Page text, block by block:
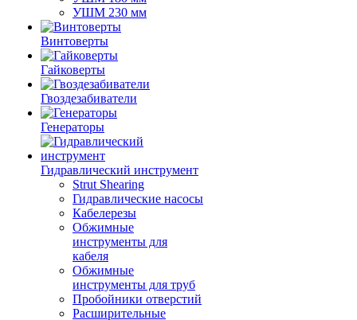
УШМ 230 мм
Винтоверты
Гайковерты
Гвоздезабиватели
Генераторы
Гидравлический инструмент
Strut Shearing
Гидравлические насосы
Кабелерезы
Обжимные
инструменты для
кабеля
Обжимные
инструменты для труб
Пробойники отверстий
Расширительные